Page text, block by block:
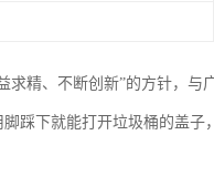
精、不断创新”的方针，与
踩下就能打开垃圾桶的盖